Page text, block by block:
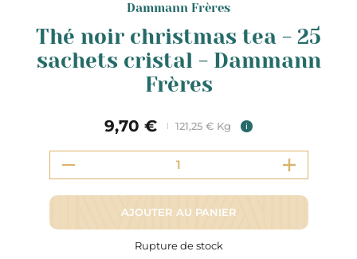
Dammann Frères
Thé noir christmas tea - 25
sachets cristal - Dammann
Frères
9,70 € 121,25 € Kg i
AJOUTER AU PANIER
Rupture de stock